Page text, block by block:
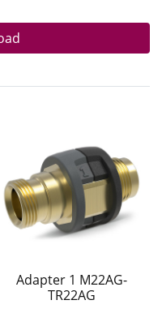
Adapter 1 M22AG-
TR22AG